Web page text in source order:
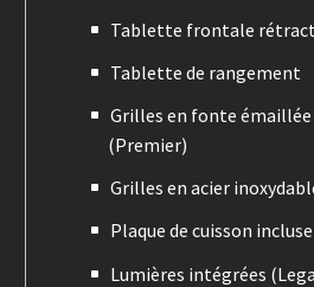
Tablette frontale
Tablette de rangement
Grilles en fonte émaillée
(Premier)
Grilles en acier
Plaque de cuisson
Lumières intégrées